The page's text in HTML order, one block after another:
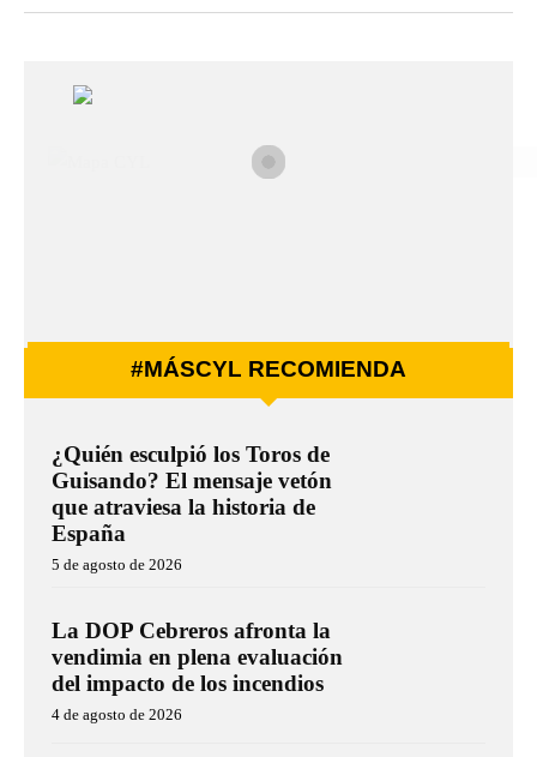
#MÁSCYL RECOMIENDA
¿Quién esculpió los Toros de
Guisando? El mensaje vetón
que atraviesa la historia de
España
5 de agosto de 2026
La DOP Cebreros afronta la
vendimia en plena evaluación
del impacto de los incendios
4 de agosto de 2026